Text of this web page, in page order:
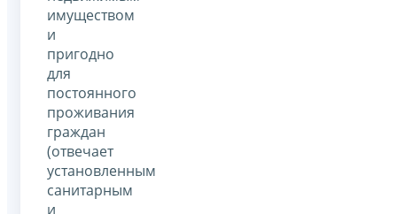
имуществом
и
пригодно
для
постоянного
проживания
граждан
(отвечает
установленным
санитарным
и